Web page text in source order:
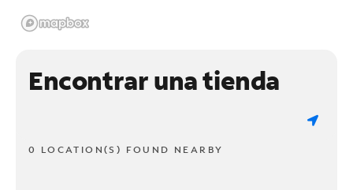
Encontrar una tienda
0 LOCATION(S) FOUND NEARBY